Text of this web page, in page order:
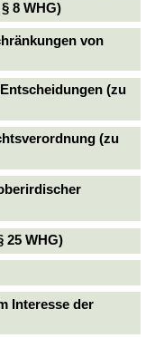
8 WHG)
von
(zu
(zu
25 WHG)
Interesse der